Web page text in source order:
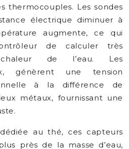
thermocouples. Les sondes
électrique diminuer à
augmente, ce qui
de calculer très
de l’eau. Les
génèrent une tension
à la différence de
métaux, fournissant une
au thé, ces capteurs
près de la masse d’eau,